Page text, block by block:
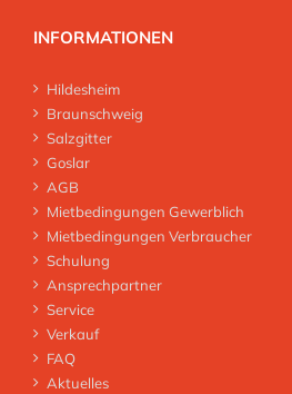
INFORMATIONEN
Hildesheim
Braunschweig
Salzgitter
Goslar
AGB
Mietbedingungen Gewerblich
Mietbedingungen Verbraucher
Schulung
Ansprechpartner
Service
Verkauf
FAQ
Aktuelles